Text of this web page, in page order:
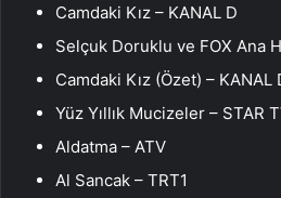
Camdaki Kız – KANAL D
Selçuk Doruklu ve FOX Ana
Camdaki Kız (Özet) – KANAL
Yüz Yıllık Mucizeler – STAR
Aldatma – ATV
Al Sancak – TRT1